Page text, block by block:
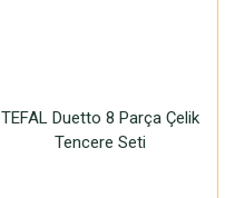
TEFAL Duetto 8 Parça Çelik
Tencere Seti